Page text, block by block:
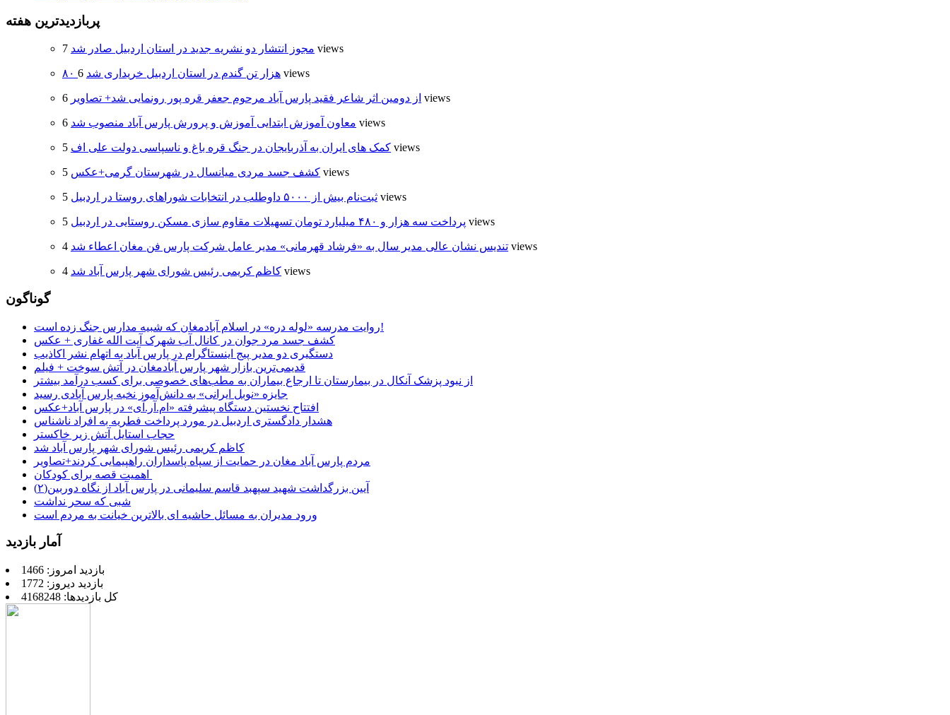
پربازدیدترین هفته
مجوز انتشار دو نشریه جدید در استان اردبیل صادر شد 7 views
۸۰ هزار تن گندم در استان اردبیل خریداری شد 6 views
از دومین اثر شاعر فقید پارس آباد مرحوم جعفر قره پور رونمایی شد+ تصاویر 6 views
معاون آموزش ابتدایی آموزش و پرورش پارس آباد منصوب شد 6 views
کمک های ایران به آذربایجان در جنگ قره باغ و ناسپاسی دولت علی اف 5 views
کشف جسد مردی میانسال در شهرستان گرمی+عکس 5 views
ثبت‌نام بیش از ۵۰۰۰ داوطلب در انتخابات شوراهای روستا در اردبیل 5 views
پرداخت سه هزار و ۴۸۰ میلیارد تومان تسهیلات مقاوم سازی مسکن روستایی در اردبیل 5 views
تندیس نشان عالی مدیر سال به «فرشاد قهرمانی» مدیر عامل شرکت پارس فن مغان اعطاء شد 4 views
کاظم کریمی رئیس شورای شهر پارس آباد شد 4 views
گوناگون
روایت مدرسه «لوله دره» در اسلام آبادمغان که شبیه مدارس جنگ زده است!
کشف جسد مرد جوان در کانال آب شهرک آیت الله غفاری + عکس
دستگیری دو مدیر پیج اینستاگرام در پارس آباد به اتهام نشر اکاذیب
قدیمی‌ترین بازار شهر پارس آبادمغان در آتش سوخت + فیلم
از نبود پزشک آنکال در بیمارستان تا ارجاع بیماران به مطب‌های خصوصی برای کسب درآمد بیشتر
جایزه «نوبل ایرانی» به دانش‌آموز نخبه پارس آبادی رسید
افتتاح نخستین دستگاه پیشرفته «ام.آر.آی» در پارس آباد+عکس
هشدار دادگستری اردبیل در مورد پرداخت فطریه به افراد ناشناس
حجاب استایل آتش زیر خاکستر
کاظم کریمی رئیس شورای شهر پارس آباد شد
مردم پارس آباد مغان در حمایت از سپاه پاسداران راهپیمایی کردند+تصاویر
آیین بزرگداشت شهید سپهبد قاسم سلیمانی در پارس آباد از نگاه دوربین(۲)
شبی که سحر نداشت
ورود مدیران به مسائل حاشیه ای بالاترین خیانت به مردم است
آمار بازدید
بازدید امروز: 1466
بازدید دیروز: 1772
کل بازدیدها: 4168248